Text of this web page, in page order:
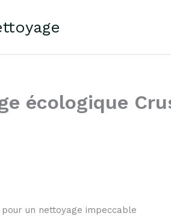
écologique
un nettoyage impeccable